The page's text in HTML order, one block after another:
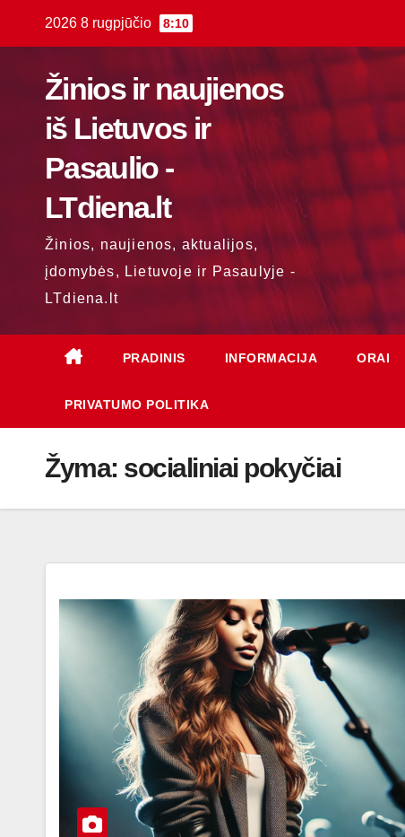
2026 8 rugpjūčio 8:10
Žinios ir naujienos
iš Lietuvos ir
Pasaulio -
LTdiena.lt
Žinios, naujienos, aktualijos,
įdomybės, Lietuvoje ir Pasaulyje -
LTdiena.lt
PRADINIS INFORMACIJA ORAI
PRIVATUMO POLITIKA
Žyma: socialiniai pokyčiai